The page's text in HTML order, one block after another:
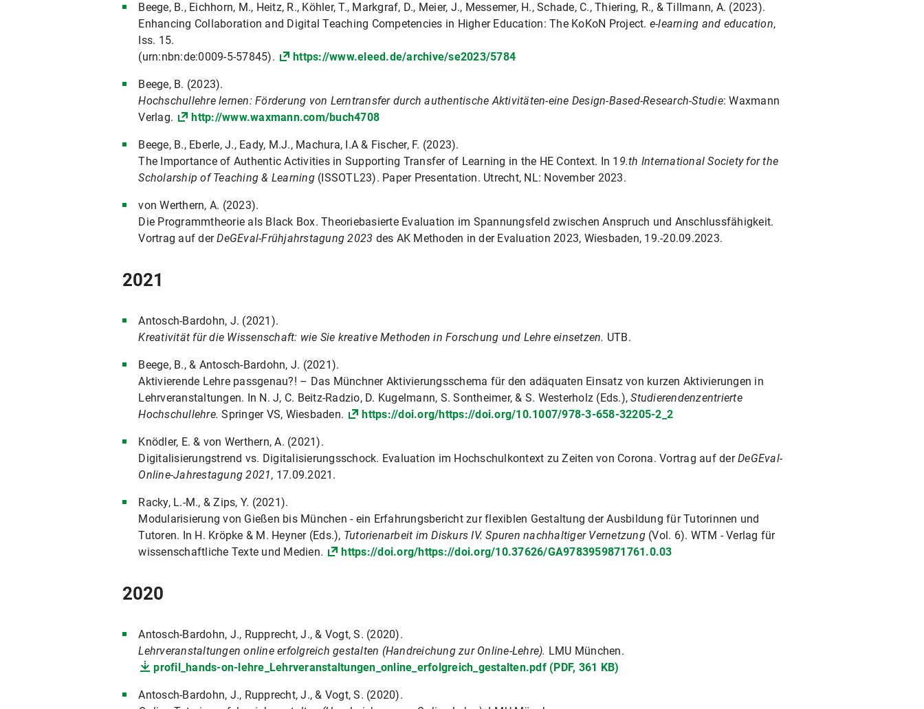
Beege, B., Eichhorn, M., Heitz, R., Köhler, T., Markgraf, D., Meier, J., Messemer, H., Schade, C., Thiering, R., & Tillmann, A. (2023).
Enhancing Collaboration and Digital Teaching Competencies in Higher Education: The KoKoN Project. e-learning and education,
Iss. 15.
(urn:nbn:de:0009-5-57845).
https://www.eleed.de/archive/se2023/5784
Beege, B. (2023).
Hochschullehre lernen: Förderung von Lerntransfer durch authentische Aktivitäten-eine Design-Based-Research-Studie: Waxmann
Verlag.
http://www.waxmann.com/buch4708
Beege, B., Eberle, J., Eady, M.J., Machura, I.A & Fischer, F. (2023).
The Importance of Authentic Activities in Supporting Transfer of Learning in the HE Context. In 1 9.th International Society for the
Scholarship of Teaching & Learning(ISSOTL23). Paper Presentation. Utrecht, NL: November 2023.
von Werthern, A. (2023).
Die Programmtheorie als Black Box. Theoriebasierte Evaluation im Spannungsfeld zwischen Anspruch und Anschlussfähigkeit.
Vortrag auf derDeGEval-Frühjahrstagung 2023 des AK Methoden in der Evaluation 2023, Wiesbaden, 19.-20.09.2023.
2021
Antosch-Bardohn, J. (2021).
Kreativität für die Wissenschaft: wie Sie kreative Methoden in Forschung und Lehre einsetzen. UTB.
Beege, B., & Antosch-Bardohn, J. (2021).
Aktivierende Lehre passgenau?! – Das Münchner Aktivierungsschema für den adäquaten Einsatz von kurzen Aktivierungen in
Lehrveranstaltungen. In N. J, C. Beitz-Radzio, D. Kugelmann, S. Sontheimer, & S. Westerholz (Eds.),Studierendenzentrierte
Hochschullehre. Springer VS, Wiesbaden. https://doi.org/https://doi.org/10.1007/978-3-658-32205-2_2
Knödler, E. & von Werthern, A. (2021).
Digitalisierungstrend vs. Digitalisierungsschock. Evaluation im Hochschulkontext zu Zeiten von Corona. Vortrag auf derDeGEval-
Online-Jahrestagung 2021, 17.09.2021.
Racky, L.-M., & Zips, Y. (2021).
Modularisierung von Gießen bis München - ein Erfahrungsbericht zur flexiblen Gestaltung der Ausbildung für Tutorinnen und
Tutoren. In H. Kröpke & M. Heyner (Eds.), Tutorienarbeit im Diskurs IV. Spuren nachhaltiger Vernetzung(Vol. 6). WTM - Verlag für
wissenschaftliche Texte und Medien.
https://doi.org/https://doi.org/10.37626/GA9783959871761.0.03
2020
Antosch-Bardohn, J., Rupprecht, J., & Vogt, S. (2020).
Lehrveranstaltungen online erfolgreich gestalten (Handreichung zur Online-Lehre). LMU München.
profil_hands-on-lehre_Lehrveranstaltungen_online_erfolgreich_gestalten.pdf (PDF, 361 KB)
Antosch-Bardohn, J., Rupprecht, J., & Vogt, S. (2020).